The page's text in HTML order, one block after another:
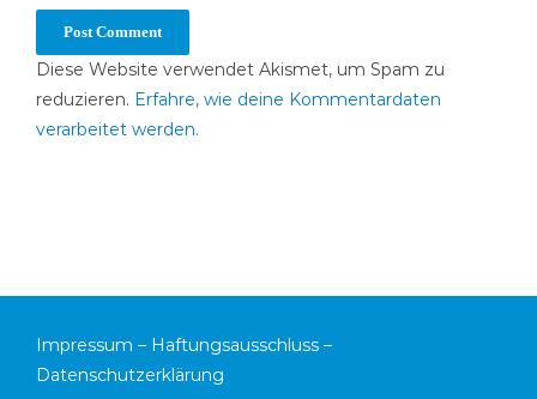
Diese Website verwendet Akismet, um Spam zu
reduzieren. Erfahre, wie deine Kommentardaten
verarbeitet werden.
Impressum – Haftungsausschluss –
Datenschutzerklärung